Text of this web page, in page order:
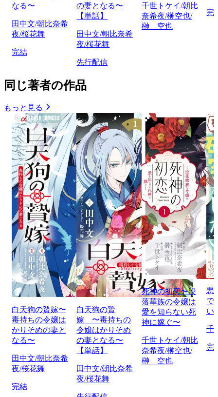
なる〜
田中文/朝比奈希
夜/桜花舞
完結
の妻となる〜
【単話】
田中文/朝比奈希
夜/桜花舞
先行配信
千世トケイ/朝比
奈希夜/榊空也/
榊 空也
完
同じ著者の作品
もっと見る
白天狗の贄嫁〜
毒持ちの令嬢は
かりそめの妻と
なる〜
田中文/朝比奈希
夜/桜花舞
完結
白天狗の贄
嫁 〜毒持ちの
令嬢はかりそめ
の妻となる〜
【単話】
田中文/朝比奈希
夜/桜花舞
死神の初恋〜没
落華族の令嬢は
愛を知らない死
神に嫁ぐ〜
千世トケイ/朝比
奈希夜/榊空也/
榊 空也
悪
で
い
千
完